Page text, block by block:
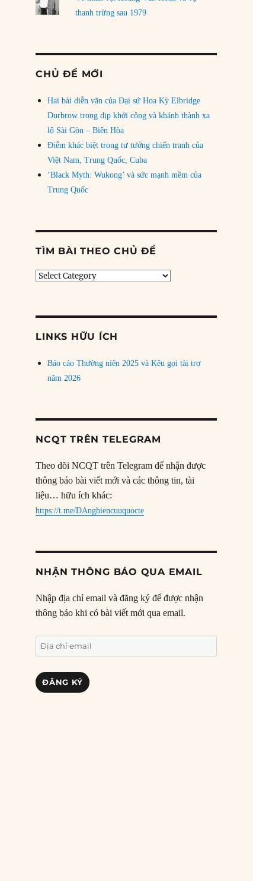
thanh trừng sau 1979
CHỦ ĐỀ MỚI
Hai bài diễn văn của Đại sứ Hoa Kỳ Elbridge
Durbrow trong dịp khởi công và khánh thành xa
lộ Sài Gòn – Biên Hòa
Điểm khác biệt trong tư tưởng chiến tranh của
Việt Nam, Trung Quốc, Cuba
‘Black Myth: Wukong’ và sức mạnh mềm của
Trung Quốc
TÌM BÀI THEO CHỦ ĐỀ
Tìm
LINKS HỮU ÍCH
Báo cáo Thường niên 2025 và Kêu gọi tài trợ
năm 2026
NCQT TRÊN TELEGRAM
Theo dõi NCQT trên Telegram để nhận được
thông báo bài viết mới và các thông tin, tài
liệu… hữu ích khác:
https://t.me/DAnghiencuuquocte
NHẬN THÔNG BÁO QUA EMAIL
Nhập địa chỉ email và đăng ký để được nhận
thông báo khi có bài viết mới qua email.
Địa
chỉ
email
ĐĂNG KÝ